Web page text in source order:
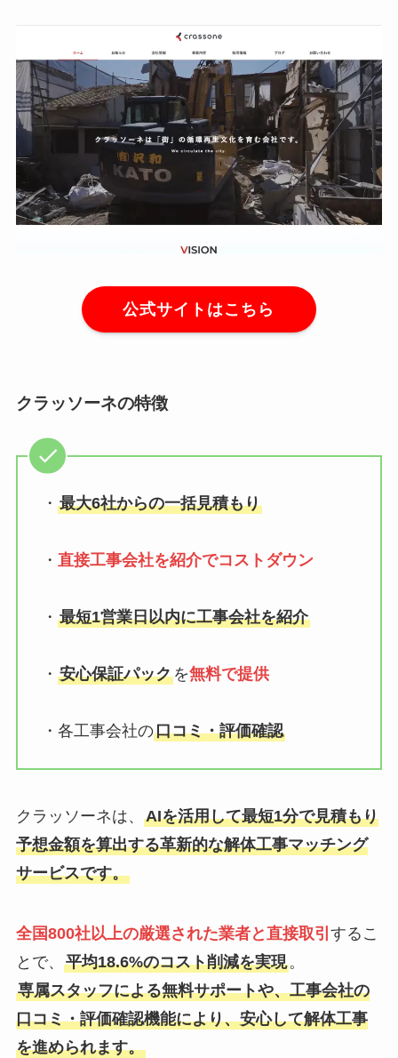
公式サイトはこちら
クラッソーネの特徴
・ 最大6社からの一括見積もり
・ 直接工事会社を紹介でコストダウン
・ 最短1営業日以内に工事会社を紹介
・ 安心保証パックを無料で提供
・各工事会社の口コミ・評価確認
クラッソーネは、 AIを活用して最短1分で見積もり
予想金額を算出する革新的な解体工事マッチング
サービスです。
全国800社以上の厳選された業者と直接取引 するこ
とで、 平均18.6%のコスト削減を実現。
専属スタッフによる無料サポートや、工事会社の
口コミ・評価確認機能により、安心して解体工事
を進められます。